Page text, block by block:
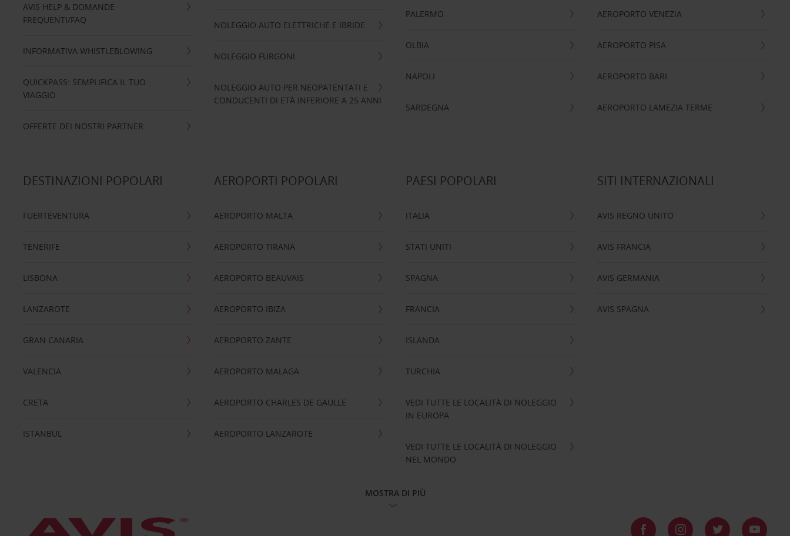
AVIS HELP & DOMANDE
FREQUENTI/FAQ
INFORMATIVA WHISTLEBLOWING
QUICKPASS: SEMPLIFICA IL TUO
VIAGGIO
OFFERTE DEI NOSTRI PARTNER
NOLEGGIO AUTO ELETTRICHE E IBRIDE
NOLEGGIO FURGONI
NOLEGGIO AUTO PER NEOPATENTATI E
CONDUCENTI DI ETÀ INFERIORE A 25 ANNI
PALERMO
OLBIA
NAPOLI
SARDEGNA
AEROPORTO VENEZIA
AEROPORTO PISA
AEROPORTO BARI
AEROPORTO LAMEZIA TERME
DESTINAZIONI POPOLARI
FUERTEVENTURA
TENERIFE
LISBONA
LANZAROTE
GRAN CANARIA
VALENCIA
CRETA
ISTANBUL
AEROPORTI POPOLARI
AEROPORTO MALTA
AEROPORTO TIRANA
AEROPORTO BEAUVAIS
AEROPORTO IBIZA
AEROPORTO ZANTE
AEROPORTO MALAGA
AEROPORTO CHARLES DE GAULLE
AEROPORTO LANZAROTE
PAESI POPOLARI
ITALIA
STATI UNITI
SPAGNA
FRANCIA
ISLANDA
TURCHIA
VEDI TUTTE LE LOCALITÀ DI NOLEGGIO
IN EUROPA
VEDI TUTTE LE LOCALITÀ DI NOLEGGIO
NEL MONDO
SITI INTERNAZIONALI
AVIS REGNO UNITO
AVIS FRANCIA
AVIS GERMANIA
AVIS SPAGNA
MOSTRA DI PIÙ